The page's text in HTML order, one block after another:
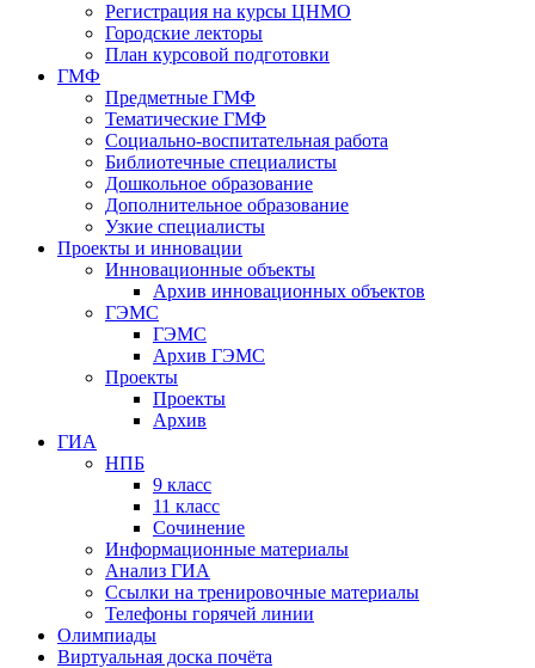
Регистрация на курсы ЦНМО
Городские лекторы
План курсовой подготовки
ГМФ
Предметные ГМФ
Тематические ГМФ
Социально-воспитательная работа
Библиотечные специалисты
Дошкольное образование
Дополнительное образование
Узкие специалисты
Проекты и инновации
Инновационные объекты
Архив инновационных объектов
ГЭМС
ГЭМС
Архив ГЭМС
Проекты
Проекты
Архив
ГИА
НПБ
9 класс
11 класс
Сочинение
Информационные материалы
Анализ ГИА
Ссылки на тренировочные материалы
Телефоны горячей линии
Олимпиады
Виртуальная доска почёта